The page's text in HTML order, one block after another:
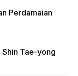
Perdamaian
Shin Tae-yong